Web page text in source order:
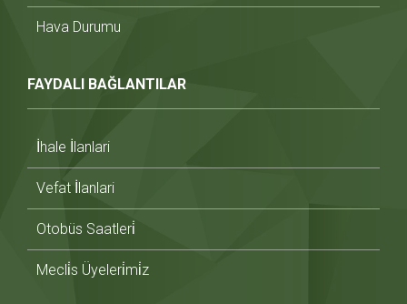
Hava Durumu
FAYDALI BAĞLANTILAR
İhale İlanlari
Vefat İlanlari
Otobüs Saatleri̇
Mecli̇s Üyeleri̇mi̇z